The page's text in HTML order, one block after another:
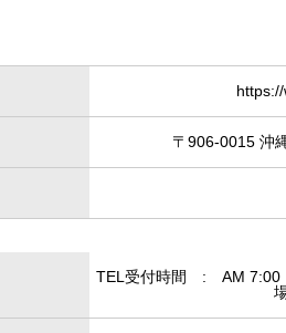
〒906-0015 沖
TEL受付時間 : AM 7:00